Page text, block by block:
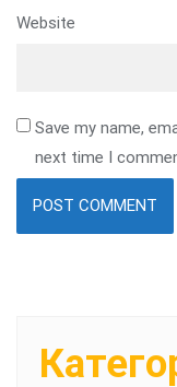
Website
Save my name,
next time I